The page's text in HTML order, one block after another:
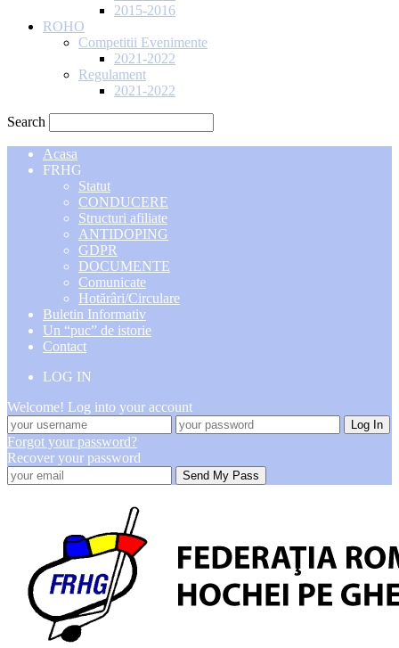
2015-2016
ROHO
Competitii Evenimente
2021-2022
Regulament
2021-2022
Search
Acasa
FRHG
Statut
CONDUCERE
Structuri afiliate
ANTIDOPING
GDPR
DOCUMENTE
Comunicate
Hotărâri/Circulare
Buletin Informativ
Un “puc” de istorie
Contact
LOG IN
Welcome! Log into your account
Forgot your password?
Recover your password